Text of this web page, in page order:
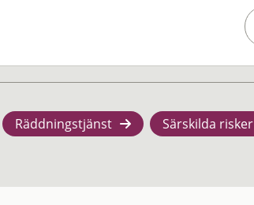
Räddningstjänst Särskilda risker